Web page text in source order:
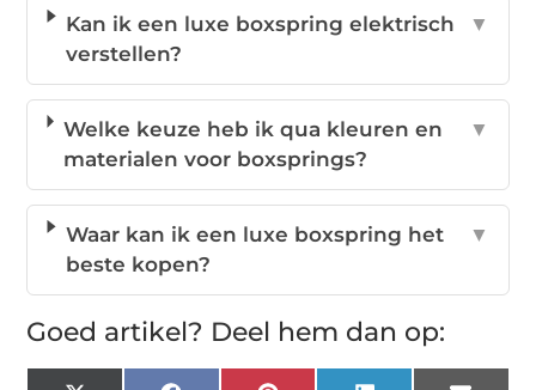
Kan ik een luxe boxspring elektrisch
verstellen?
▼
Welke keuze heb ik qua kleuren en
materialen voor boxsprings?
▼
Waar kan ik een luxe boxspring het
beste kopen?
▼
Goed artikel? Deel hem dan op: